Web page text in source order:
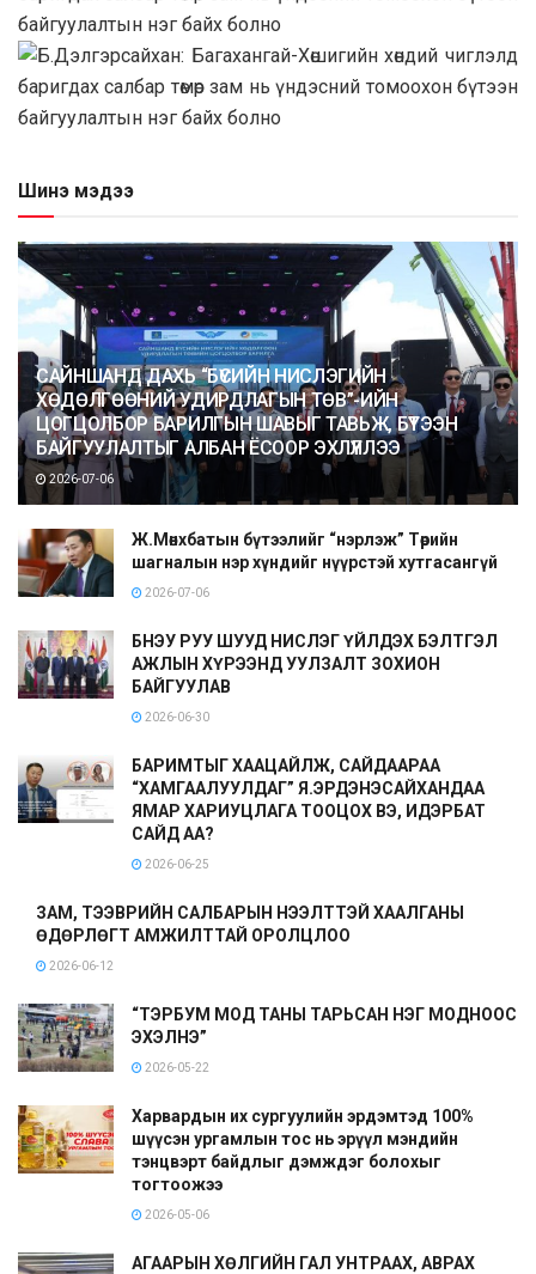
Шинэ мэдээ
САЙНШАНД ДАХЬ “БҮСИЙН НИСЛЭГИЙН
ХӨДӨЛГӨӨНИЙ УДИРДЛАГЫН ТӨВ”-ИЙН
ЦОГЦОЛБОР БАРИЛГЫН ШАВЫГ ТАВЬЖ, БҮТЭЭН
БАЙГУУЛАЛТЫГ АЛБАН ЁСООР ЭХЛҮҮЛЛЭЭ
2026-07-06
Ж.Мөнхбатын бүтээлийг “нэрлэж” Төрийн
шагналын нэр хүндийг нүүрстэй хутгасангүй
2026-07-06
БНЭУ РУУ ШУУД НИСЛЭГ ҮЙЛДЭХ БЭЛТГЭЛ
АЖЛЫН ХҮРЭЭНД УУЛЗАЛТ ЗОХИОН
БАЙГУУЛАВ
2026-06-30
БАРИМТЫГ ХААЦАЙЛЖ, САЙДААРАА
“ХАМГААЛУУЛДАГ” Я.ЭРДЭНЭСАЙХАНДАА
ЯМАР ХАРИУЦЛАГА ТООЦОХ ВЭ, ИДЭРБАТ
САЙД АА?
2026-06-25
ЗАМ, ТЭЭВРИЙН САЛБАРЫН НЭЭЛТТЭЙ ХААЛГАНЫ
ӨДӨРЛӨГТ АМЖИЛТТАЙ ОРОЛЦЛОО
2026-06-12
“ТЭРБУМ МОД ТАНЫ ТАРЬСАН НЭГ МОДНООС
ЭХЭЛНЭ”
2026-05-22
Харвардын их сургуулийн эрдэмтэд 100%
шүүсэн ургамлын тос нь эрүүл мэндийн
тэнцвэрт байдлыг дэмждэг болохыг
тогтоожээ
2026-05-06
АГААРЫН ХӨЛГИЙН ГАЛ УНТРААХ, АВРАХ